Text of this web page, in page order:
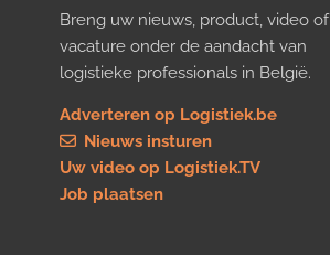
Breng uw nieuws, product, video of
vacature onder de aandacht van
logistieke professionals in België.
Adverteren op Logistiek.be
Nieuws insturen
Uw video op Logistiek.TV
Job plaatsen